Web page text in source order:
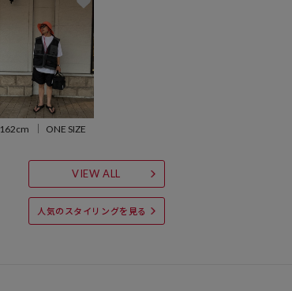
162cm ONE SIZE
VIEW ALL
人気のスタイリングを見る